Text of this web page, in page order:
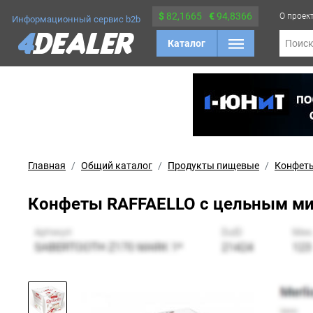
Информационный сервис b2b $ 82,1665 €94,8366
Каталог
О
Поиск
Главная Общий каталог Продукты пищевые
Конфеты RAFFAELLO с цельным